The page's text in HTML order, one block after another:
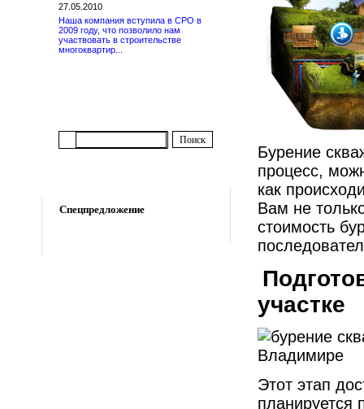
27.05.2010
Наша компания вступила в СРО в
2009 году, что позволило нам
участвовать в строительстве
многоквартир...
Спецпредложение
Бурение
процесс,
как
Вам не
стоимость
участке
Этот этап
планируется